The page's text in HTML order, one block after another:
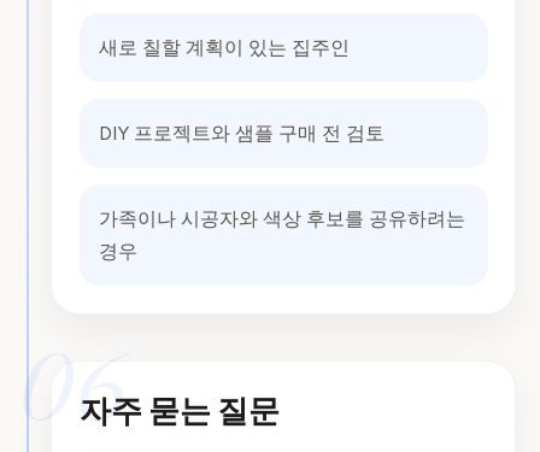
새로 칠할 계획이 있는 집주인
DIY 프로젝트와 샘플 구매 전 검토
가족이나 시공자와 색상 후보를 공유하려는
경우
06
자주 묻는 질문